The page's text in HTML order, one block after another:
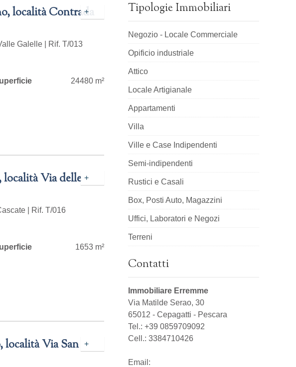
+
località Contrada
Galelle | Rif. T/013
24480 m²
+
località Via delle
| Rif. T/016
1653 m²
+
località Via San
Tipologie Immobiliari
Negozio - Locale Commerciale
Opificio industriale
Attico
Locale Artigianale
Appartamenti
Villa
Ville e Case Indipendenti
Semi-indipendenti
Rustici e Casali
Box, Posti Auto, Magazzini
Uffici, Laboratori e Negozi
Terreni
Contatti
Immobiliare Erremme
Via Matilde Serao, 30
65012 - Cepagatti - Pescara
Tel.: +39 0859709092
Cell.: 3384710426
Email: